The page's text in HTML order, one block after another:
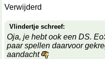
Verwijderd
Vlindertje schreef:
Oja, je hebt ook een DS.
paar spellen daarvoor
aandacht